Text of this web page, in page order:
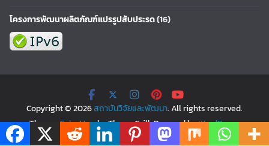
โครงการพัฒนาผลิตภัณฑ์แปรรูปสับประรด(16)
Copyright © 2026สถาบันวิจัยและพัฒนา. All rights reserved.
Theme: ColorMagby ThemeGrill. Powered byWordPress.